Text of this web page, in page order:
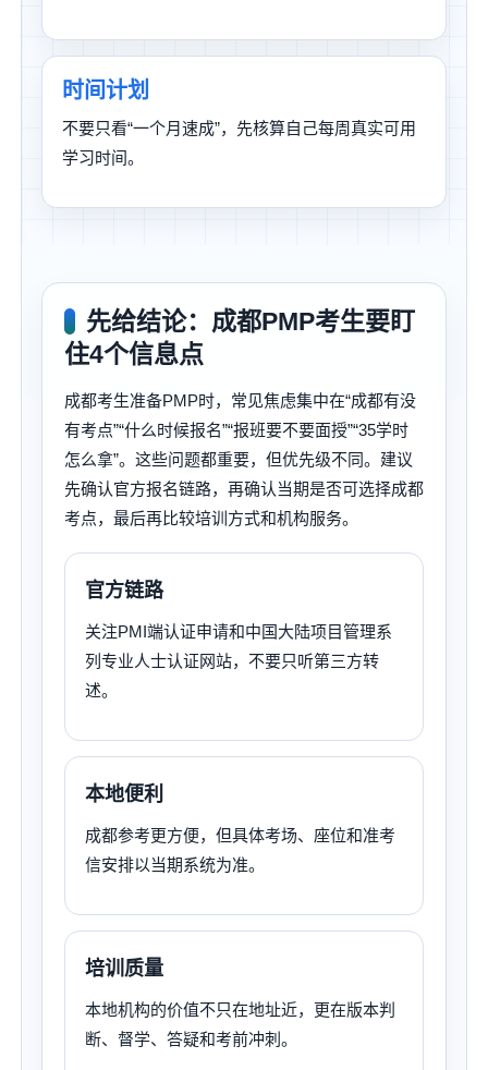
时间计划
不要只看“一个月速成”，先核算自己每周真实可用
学习时间。
先给结论：成都PMP考生要盯
住4个信息点
成都考生准备PMP时，常见焦虑集中在“成都有没
有考点”“什么时候报名”“报班要不要面授”“35学时
怎么拿”。这些问题都重要，但优先级不同。建议
先确认官方报名链路，再确认当期是否可选择成都
考点，最后再比较培训方式和机构服务。
官方链路
关注PMI端认证申请和中国大陆项目管理系
列专业人士认证网站，不要只听第三方转
述。
本地便利
成都参考更方便，但具体考场、座位和准考
信安排以当期系统为准。
培训质量
本地机构的价值不只在地址近，更在版本判
断、督学、答疑和考前冲刺。